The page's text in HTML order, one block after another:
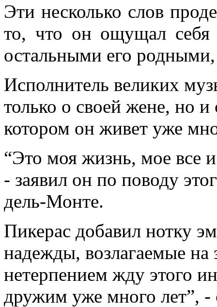
Эти несколько слов
то, что он ощущал
остальными его
Исполнитель великих
только о своей жене, но и
котором он живет уже
“Это моя жизнь, мое все
- заявил он по поводу
дель-Монте.
Пикерас добавил нотку
надежды, возлагаемые
нетерпением жду этого
дружим уже много лет”, -